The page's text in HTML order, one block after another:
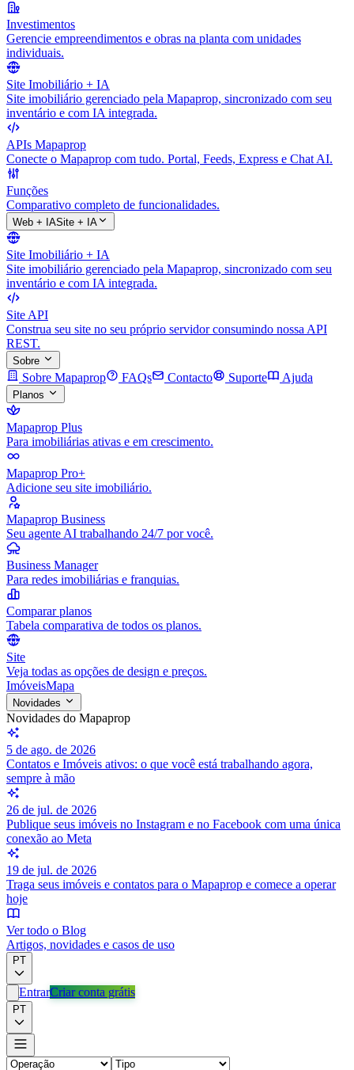
Investimentos
Gerencie empreendimentos e obras na planta com unidades
individuais.
Site Imobiliário + IA
Site imobiliário gerenciado pela Mapaprop, sincronizado com seu
inventário e com IA integrada.
APIs Mapaprop
Conecte o Mapaprop com tudo. Portal, Feeds, Express e Chat AI.
Funções
Comparativo completo de funcionalidades.
Web + IASite + IA
Site Imobiliário + IA
Site imobiliário gerenciado pela Mapaprop, sincronizado com seu
inventário e com IA integrada.
Site API
Construa seu site no seu próprio servidor consumindo nossa API
REST.
Sobre
Sobre Mapaprop FAQs Contacto Suporte Ajuda
Planos
Mapaprop Plus
Para imobiliárias ativas e em crescimento.
Mapaprop Pro+
Adicione seu site imobiliário.
Mapaprop Business
Seu agente AI trabalhando 24/7 por você.
Business Manager
Para redes imobiliárias e franquias.
Comparar planos
Tabela comparativa de todos os planos.
Site
Veja todas as opções de design e preços.
ImóveisMapa
Novidades
Novidades do Mapaprop
5 de ago. de 2026
Contatos e Imóveis ativos: o que você está trabalhando agora,
sempre à mão
26 de jul. de 2026
Publique seus imóveis no Instagram e no Facebook com uma única
conexão ao Meta
19 de jul. de 2026
Traga seus imóveis e contatos para o Mapaprop e comece a operar
hoje
Ver todo o Blog
Artigos, novidades e casos de uso
PT
EntrarCriar conta grátis
PT